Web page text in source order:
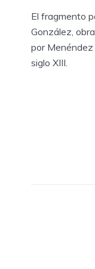
El fragmento
González,
por Menéndez
siglo XIII.